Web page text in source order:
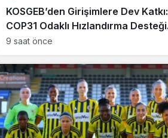
KOSGEB’den Girişimlere Dev Katkı:
COP31 Odaklı Hızlandırma Desteği
Başvuruları Başladı
9 saat önce